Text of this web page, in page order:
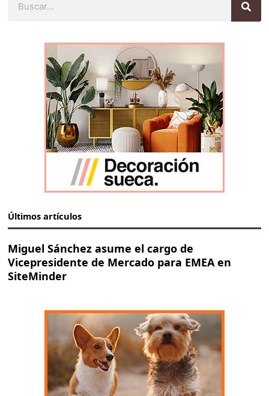
Últimos artículos
Miguel Sánchez asume el cargo de
Vicepresidente de Mercado para EMEA en
SiteMinder